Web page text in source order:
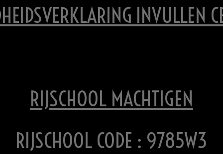
INVULLEN
RIJSCHOOL MACHTIGEN
RIJSCHOOL CODE : 9785W3